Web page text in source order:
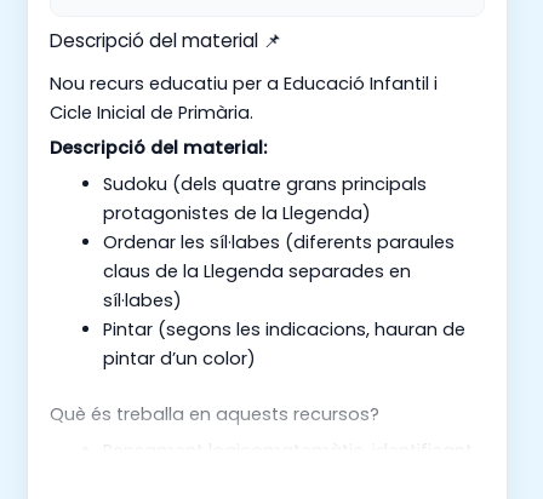
Descripció del material 📌
Nou recurs educatiu per a Educació Infantil i
Cicle Inicial de Primària.
Descripció del material:
Sudoku (dels quatre grans principals
protagonistes de la Llegenda)
Ordenar les síl·labes (diferents paraules
claus de la Llegenda separades en
síl·labes)
Pintar (segons les indicacions, hauran de
pintar d’un color)
Què és treballa en aquests recursos?
Pensament logicomatemàtic, identificant